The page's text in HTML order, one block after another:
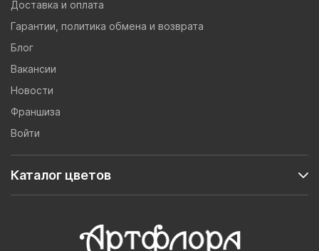
Доставка и оплата
Гарантии, политика обмена и возврата
Блог
Вакансии
Новости
Франшиза
Войти
Каталог цветов